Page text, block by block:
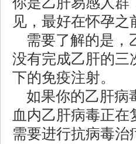
见，最好在怀孕
需要了解的是，
没有完成乙肝的三
下的免疫注射。
如果你的乙肝病
血内乙肝病毒正
需要进行抗病毒治